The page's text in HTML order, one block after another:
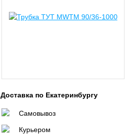
Доставка по Екатеринбургу
Самовывоз
Курьером